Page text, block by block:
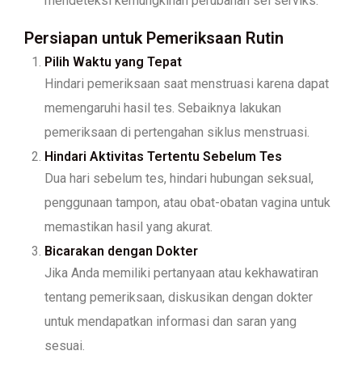
Persiapan untuk Pemeriksaan Rutin
Pilih Waktu yang Tepat
Hindari pemeriksaan saat menstruasi karena dapat
memengaruhi hasil tes. Sebaiknya lakukan
pemeriksaan di pertengahan siklus menstruasi.
Hindari Aktivitas Tertentu Sebelum Tes
Dua hari sebelum tes, hindari hubungan seksual,
penggunaan tampon, atau obat-obatan vagina untuk
memastikan hasil yang akurat.
Bicarakan dengan Dokter
Jika Anda memiliki pertanyaan atau kekhawatiran
tentang pemeriksaan, diskusikan dengan dokter
untuk mendapatkan informasi dan saran yang
sesuai.